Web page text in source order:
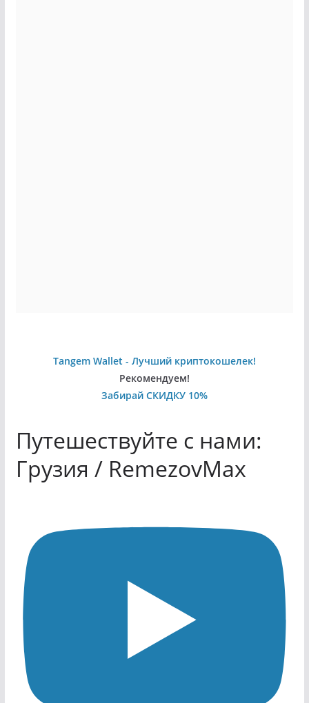
Tangem Wallet - Лучший криптокошелек!
Рекомендуем!
Забирай СКИДКУ 10%
Путешествуйте с нами:
Грузия / RemezovMax